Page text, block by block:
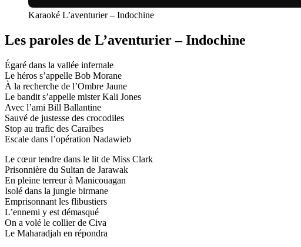
Karaoké L’aventurier – Indochine
Les paroles de L’aventurier – Indochine
Égaré dans la vallée infernale
Le héros s’appelle Bob Morane
À la recherche de l’Ombre Jaune
Le bandit s’appelle mister Kali Jones
Avec l’ami Bill Ballantine
Sauvé de justesse des crocodiles
Stop au trafic des Caraïbes
Escale dans l’opération Nadawieb
Le cœur tendre dans le lit de Miss Clark
Prisonnière du Sultan de Jarawak
En pleine terreur à Manicouagan
Isolé dans la jungle birmane
Emprisonnant les flibustiers
L’ennemi y est démasqué
On a volé le collier de Civa
Le Maharadjah en répondra